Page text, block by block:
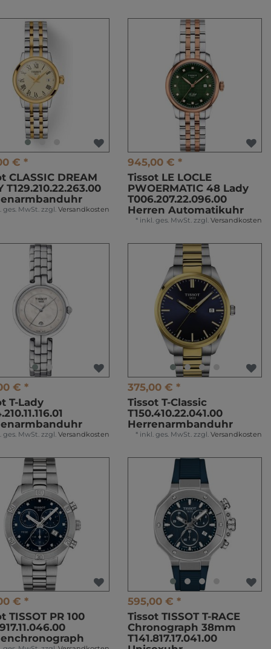
€ *
CLASSIC DREAM
T129.210.22.263.00
ges. MwSt. zzgl. Versandkosten
945,00 € *
Tissot LE LOCLE
PWOERMATIC 48 Lady
T006.207.22.096.00
Herren Automatikuhr
* inkl. ges. MwSt. zzgl. Versandkosten
€ *
T-Lady
ges. MwSt. zzgl. Versandkosten
375,00 € *
Tissot T-Classic
T150.410.22.041.00
Herrenarmbanduhr
* inkl. ges. MwSt. zzgl. Versandkosten
€ *
TISSOT PR 100
595,00 € *
Tissot TISSOT T-RACE
Chronograph 38mm
T141.817.17.041.00